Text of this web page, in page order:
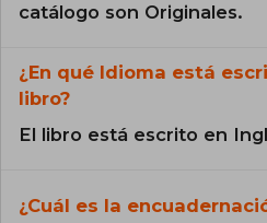
catálogo son Originales.
¿En qué Idioma está
libro?
El libro está escrito en
¿Cuál es la